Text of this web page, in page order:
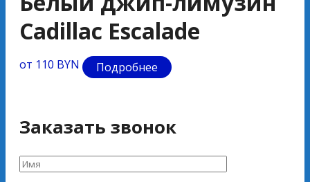
Cadillac Escalade
от 110 BYN Подробнее
Заказать звонок